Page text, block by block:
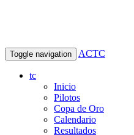
Toggle navigation ACTC
tc
Inicio
Pilotos
Copa de Oro
Calendario
Resultados